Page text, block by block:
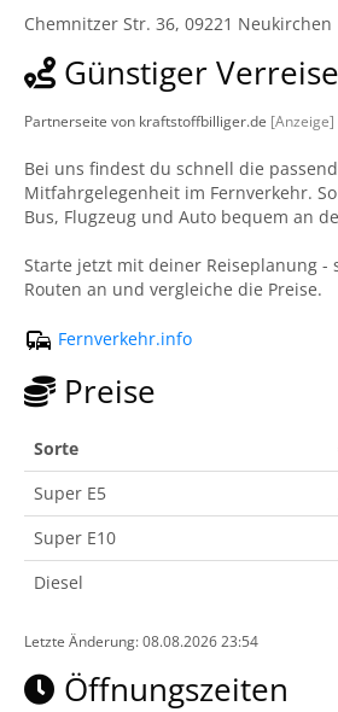
Chemnitzer Str. 36, 09221 Neukirchen
Günstiger
Partnerseite von kraftstoffbilliger.de [Anzeige]
Bei uns findest du schnell die
Mitfahrgelegenheit im Fernverkehr.
Bus, Flugzeug und Auto bequem an
Starte jetzt mit deiner Reiseplanung -
Routen an und vergleiche die Preise.
Fernverkehr.info
Preise
Sorte
Super E5
Super E10
Diesel
Letzte Änderung: 08.08.2026 23:54
Öffnungszeiten